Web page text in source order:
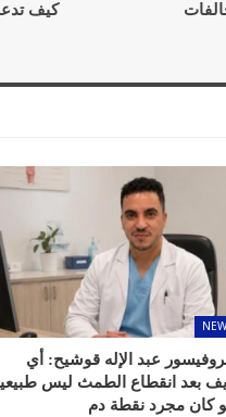
كيف
عبد الإله قوشيح: أي
بعد انقطاع الطمث ليس
كان مجرد نقطة دم
من المبع حيف
مباشر للأطباء